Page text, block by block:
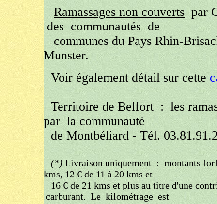
Ramassages non couverts par
des communautés de
communes du Pays Rhin-
Munster.
Voir également détail sur cette
Territoire de Belfort : les
par la communauté
de Montbéliard - Tél.
(*) Livraison uniquement : montants
kms, 12 € de 11 à 20 kms et
16 € de 21 kms et plus au titre d'une
carburant. Le kilométrage est